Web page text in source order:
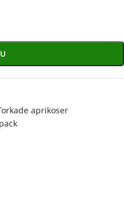
aprikoser